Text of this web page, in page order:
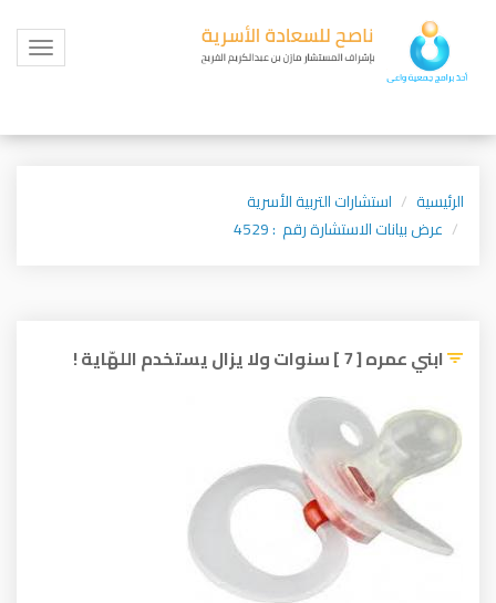
Toggle
الرئيسية
استشارات التربية الأسرية
عرض بيانات الاستشارة رقم : 4529
ابني عمره [ 7 ] سنوات ولا يزال يستخدم اللهّاية !